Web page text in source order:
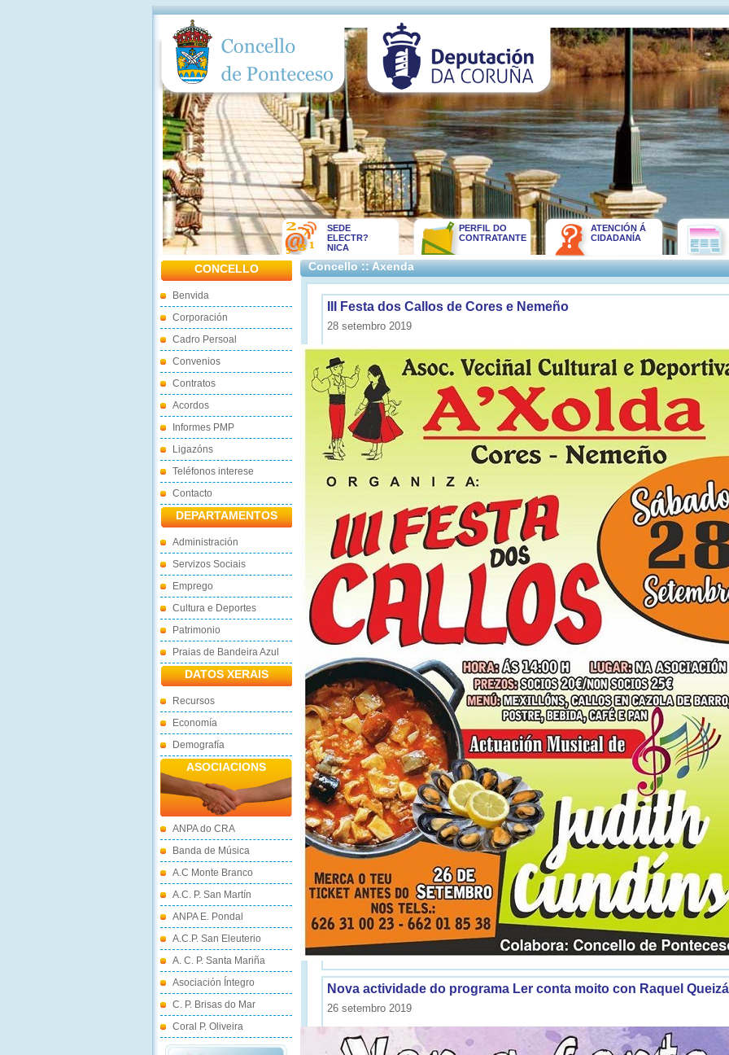
SEDE
ELECTR?
NICA
PERFIL DO
CONTRATANTE
ATENCIÓN Á
CIDADANÍA
CONCELLO
Benvida
Corporación
Cadro Persoal
Convenios
Contratos
Acordos
Informes PMP
Ligazóns
Teléfonos interese
Contacto
DEPARTAMENTOS
Administración
Servizos Sociais
Emprego
Cultura e Deportes
Patrimonio
Praias de Bandeira Azul
DATOS XERAIS
Recursos
Economía
Demografía
ASOCIACIONS
ANPA do CRA
Banda de Música
A.C Monte Branco
A.C. P. San Martín
ANPA E. Pondal
A.C.P. San Eleuterio
A. C. P. Santa Mariña
Asociación Íntegro
C. P. Brisas do Mar
Coral P. Oliveira
Concello :: Axenda
III Festa dos Callos de Cores e Nemeño
28 setembro 2019
Nova actividade do programa Ler conta moito con Raquel
26 setembro 2019